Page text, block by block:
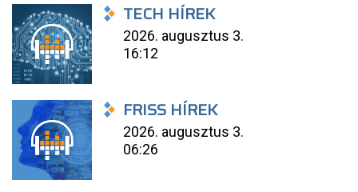
TECH HÍREK
2026. augusztus 3.
16:12
FRISS HÍREK
2026. augusztus 3.
06:26